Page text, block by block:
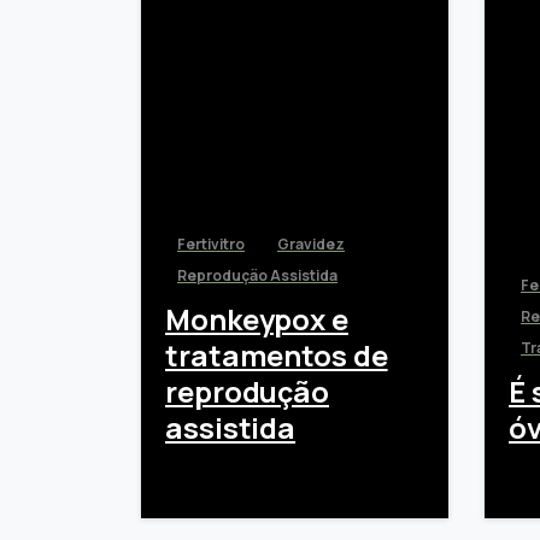
Fertivitro
Gravidez
Reprodução Assistida
Monkeypox e
tratamentos de
reprodução
assistida
É